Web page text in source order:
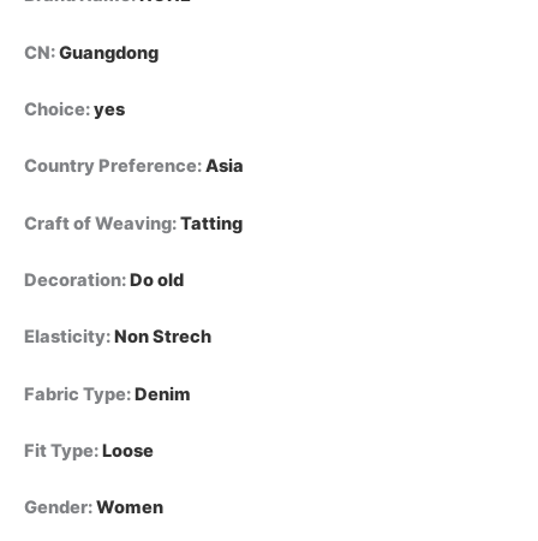
بتصميم
للنساء،
مستقيمة
قماش
المغسول
كلاسيكي،
الجسم،
الاستخدامات
CN:Guangdong
Choice:yes
Country Preference:Asia
Craft of Weaving:Tatting
Decoration:Do old
Elasticity:Non Strech
Fabric Type:Denim
Fit Type:Loose
Gender:Women